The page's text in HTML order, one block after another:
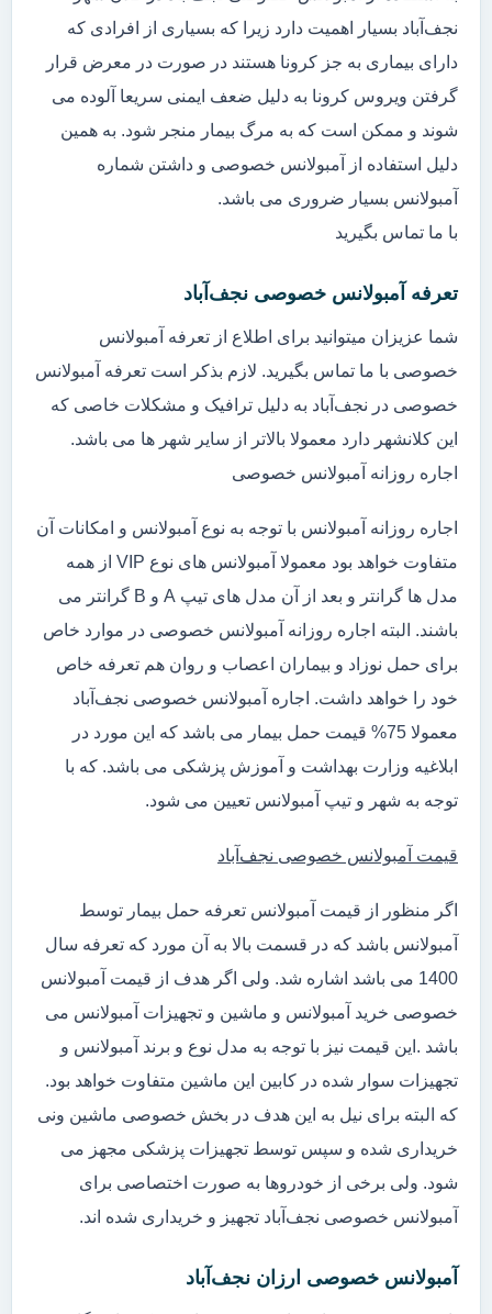
نجف‌آباد بسیار اهمیت دارد زیرا که بسیاری از افرادی که
دارای بیماری به جز کرونا هستند در صورت در معرض قرار
گرفتن ویروس کرونا به دلیل ضعف ایمنی سریعا آلوده می
شوند و ممکن است که به مرگ بیمار منجر شود. به همین
دلیل استفاده از آمبولانس خصوصی و داشتن شماره
آمبولانس بسیار ضروری می باشد.
با ما تماس بگیرید
تعرفه آمبولانس خصوصی نجف‌آباد
شما عزیزان میتوانید برای اطلاع از تعرفه آمبولانس
خصوصی با ما تماس بگیرید. لازم بذکر است تعرفه آمبولانس
خصوصی در نجف‌آباد به دلیل ترافیک و مشکلات خاصی که
این کلانشهر دارد معمولا بالاتر از سایر شهر ها می باشد.
اجاره روزانه آمبولانس خصوصی
اجاره روزانه آمبولانس با توجه به نوع آمبولانس و امکانات آن
متفاوت خواهد بود معمولا آمبولانس های نوع VIP از همه
مدل ها گرانتر و بعد از آن مدل های تیپ A و B گرانتر می
باشند. البته اجاره روزانه آمبولانس خصوصی در موارد خاص
برای حمل نوزاد و بیماران اعصاب و روان هم تعرفه خاص
خود را خواهد داشت. اجاره آمبولانس خصوصی نجف‌آباد
معمولا 75% قیمت حمل بیمار می باشد که این مورد در
ابلاغیه وزارت بهداشت و آموزش پزشکی می باشد. که با
توجه به شهر و تیپ آمبولانس تعیین می شود.
قیمت آمبولانس خصوصی نجف‌آباد
اگر منظور از قیمت آمبولانس تعرفه حمل بیمار توسط
آمبولانس باشد که در قسمت بالا به آن مورد که تعرفه سال
1400 می باشد اشاره شد. ولی اگر هدف از قیمت آمبولانس
خصوصی خرید آمبولانس و ماشین و تجهیزات آمبولانس می
باشد .این قیمت نیز با توجه به مدل نوع و برند آمبولانس و
تجهیزات سوار شده در کابین این ماشین متفاوت خواهد بود.
که البته برای نیل به این هدف در بخش خصوصی ماشین ونی
خریداری شده و سپس توسط تجهیزات پزشکی مجهز می
شود. ولی برخی از خودروها به صورت اختصاصی برای
آمبولانس خصوصی نجف‌آباد تجهیز و خریداری شده اند.
آمبولانس خصوصی ارزان نجف‌آباد